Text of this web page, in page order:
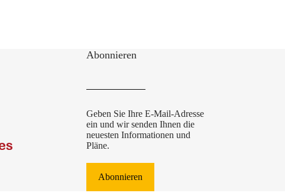
Abonnieren
Geben Sie Ihre E-Mail-Adresse
ein und wir senden Ihnen die
neuesten Informationen und
Pläne.
Abonnieren